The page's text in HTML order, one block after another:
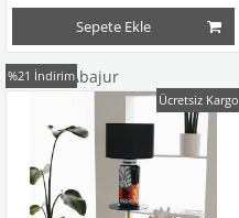
Sepete Ekle
Seramik Abajur
%21 İndirim
Ücretsiz Kargo